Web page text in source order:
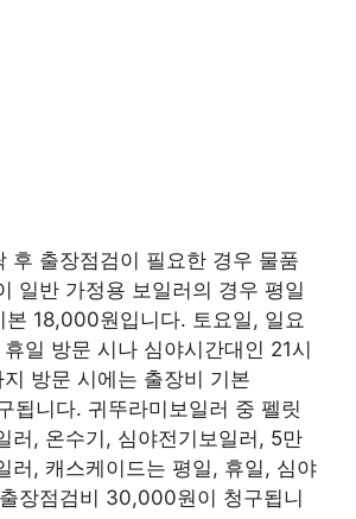
후 출장점검이 필요한 경우 물품
일반 가정용 보일러의 경우 평일
본 18,000원입니다. 토요일, 일요
일 방문 시나 심야시간대인 21시
방문 시에는 출장비 기본
됩니다. 귀뚜라미보일러 중 펠릿
러, 온수기, 심야전기보일러, 5만
러, 캐스케이드는 평일, 휴일, 심야
장점검비 30,000원이 청구됩니